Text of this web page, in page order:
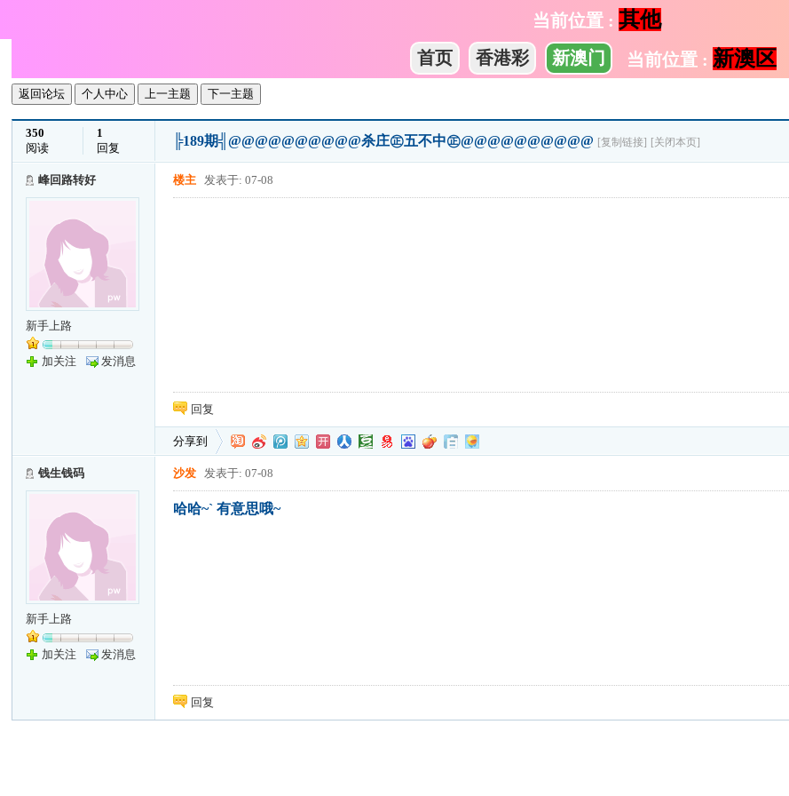
当前位置 : 其他
首页 香港彩 新澳门 当前位置 : 新澳区
返回论坛 个人中心 上一主题 下一主题
350
阅读
1
回复
╠189期╣@@@@@@@@@@杀庄㊣五不中㊣@@@@@@@@@@ [复制链接] [关闭本页]
峰回路转好
新手上路
加关注 发消息
楼主 发表于: 07-08
回复
分享到
钱生钱码
新手上路
加关注 发消息
沙发 发表于: 07-08
哈哈~` 有意思哦~
回复